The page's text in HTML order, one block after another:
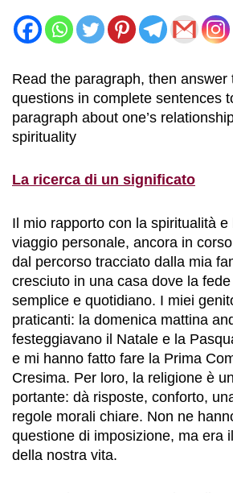
Read the paragraph, then answer
questions in complete sentences
paragraph about one’s
spirituality
La ricerca di un significato
Il mio rapporto con la spiritualità e
viaggio personale, ancora in
dal percorso tracciato dalla mia
cresciuto in una casa dove la
semplice e quotidiano. I miei
praticanti: la domenica mattina
festeggiavano il Natale e la
e mi hanno fatto fare la Prima
Cresima. Per loro, la religione è
portante: dà risposte, conforto,
regole morali chiare. Non ne
questione di imposizione, ma era
della nostra vita.